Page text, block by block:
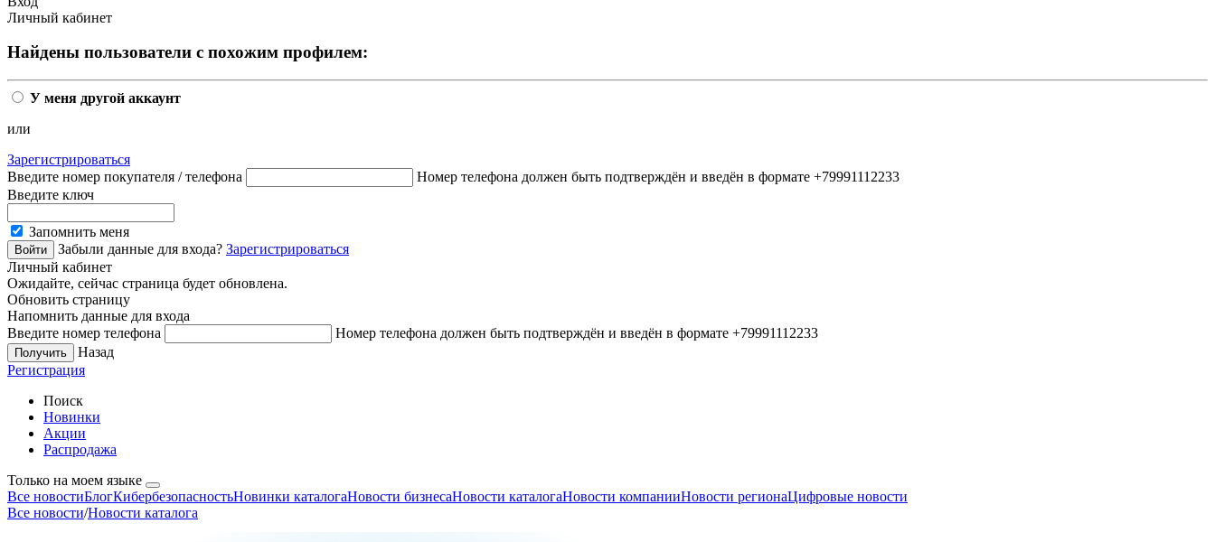
Личный кабинет
Найдены пользователи с похожим профилем:
У меня другой аккаунт
или
Зарегистрироваться
Введите номер покупателя / телефона
Номер телефона должен быть подтверждён и введён в формате +79991112233
Введите ключ
Запомнить меня
Забыли данные для входа? Зарегистрироваться
Личный кабинет
Ожидайте, сейчас страница будет обновлена.
Обновить страницу
Напомнить данные для входа
Введите номер телефона
Номер телефона должен быть подтверждён и введён в формате +79991112233
Назад
Регистрация
Поиск
Новинки
Акции
Распродажа
Только на моем языке
Все новостиБлогКибербезопасностьНовинки каталогаНовости бизнесаНовости каталогаНовости компанииНовости регионаЦифровые новости
Все новости/Новости каталога